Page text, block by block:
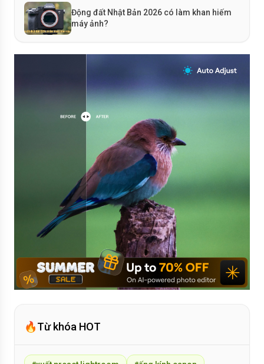
Động đất Nhật Bản 2026 có làm khan hiếm
máy ảnh?
🔥Từ khóa HOT